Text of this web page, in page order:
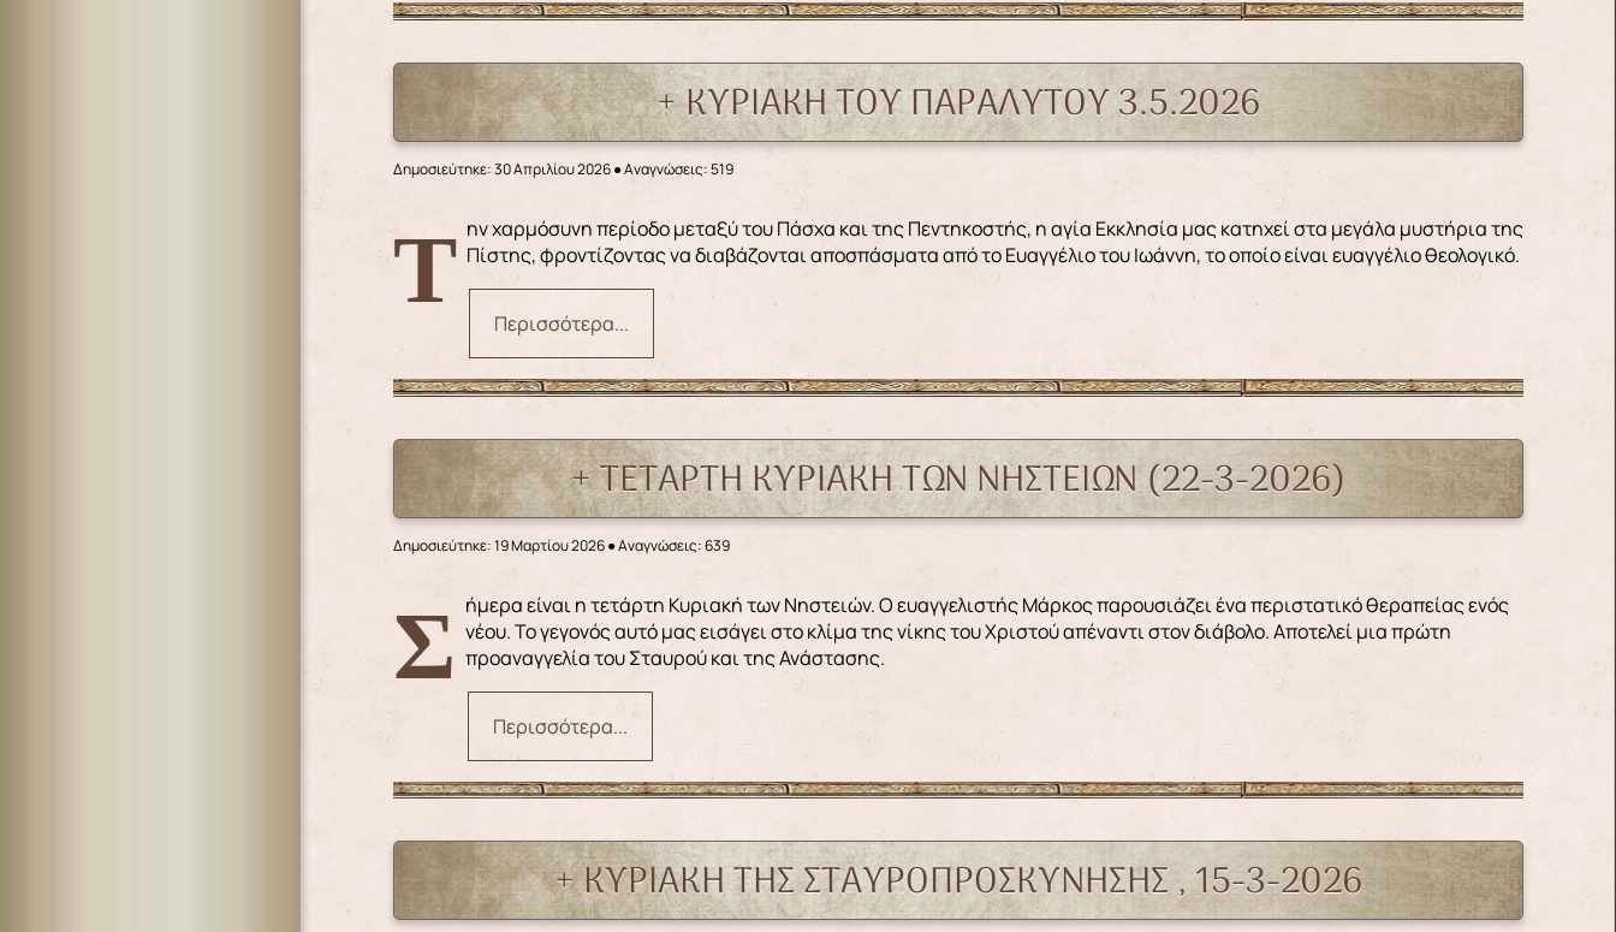
+ ΚΥΡΙΑΚΗ ΤΟΥ ΠΑΡΑΛΥΤΟΥ 3.5.2026
Δημοσιεύτηκε: 30 Απριλίου 2026●Αναγνώσεις: 519
Την χαρμόσυνη περίοδο μεταξύ του Πάσχα και της Πεντηκοστής, η αγία Εκκλησία μας κατηχεί στα μεγάλα μυστήρια της Πίστης, φροντίζοντας να διαβάζονται αποσπάσματα από το Ευαγγέλιο του Ιωάννη, το οποίο είναι ευαγγέλιο θεολογικό.
Περισσότερα...
+ ΤΕΤΑΡΤΗ ΚΥΡΙΑΚΗ ΤΩΝ ΝΗΣΤΕΙΩΝ (22-3-2026)
Δημοσιεύτηκε: 19 Μαρτίου 2026●Αναγνώσεις: 639
Σήμερα είναι η τετάρτη Κυριακή των Νηστειών. Ο ευαγγελιστής Μάρκος παρουσιάζει ένα περιστατικό θεραπείας ενός νέου. Το γεγονός αυτό μας εισάγει στο κλίμα της νίκης του Χριστού απέναντι στον διάβολο. Αποτελεί μια πρώτη
προαναγγελία του Σταυρού και της Ανάστασης.
Περισσότερα...
+ ΚΥΡΙΑΚΗ ΤΗΣ ΣΤΑΥΡΟΠΡΟΣΚΥΝΗΣΗΣ , 15-3-2026